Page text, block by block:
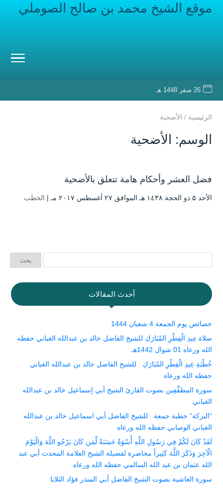
موقع الشيخ محمد بن صالح الصوملي
26 صفر 1448 هـ
الرئيسية / الأضحية
الوسم: الأضحية
فضل العشر وأحكام هامة تتعلق بالأضحية
الأحد ۵ ذو الحجة ۱٤۳۸ هـ الموافق ۲۷ أغسطس ۲۰۱۷ مـ | الخطب
أحدث المقالات
خصائص يوم الجمعة 4 شعبان 1444
صلاة عِيدِ الْفِطْرِ المُبَارَكِ للشيخ الفاضل خالد بن عبدالله الغباني حفظه
الله ورعاه 01 شوال 1442هـ
خُطْبَةِ عِيدِ الْفِطْرِ المُبَارَكِ للشيخ الفاضل خالد بن عبدالله الغباني
حفظه الله ورعاه
سورة المطفِّفِين بصوت القارئ الشيخ أبي إسماعيل خالد بن عبدالله
الغباني
“البركة” خطبة جمعة للشيخ الفاضل أبي اسماعيل خالد بن عبدالله
الغباني الوصابي حفظه الله ورعاه
لَقَدْ كَانَ لَكُمْ فِي رَسُولِ اللَّهِ أُسْوَةٌ حَسَنَةٌ لِّمَن كَانَ يَرْجُو اللَّهَ وَالْيَوْمَ
الْآخِرَ وَذَكَرَ اللَّهَ كَثِيراً محاضرة لفضيلة الشيخ العلامة المحدث أبي عبد
الله عثمان بن عبد الله السالمي حفظه الله ورعاه.
سورة الغاشية بصوت الشيخ الفاضل أبي المنذر فؤاد الثلايا